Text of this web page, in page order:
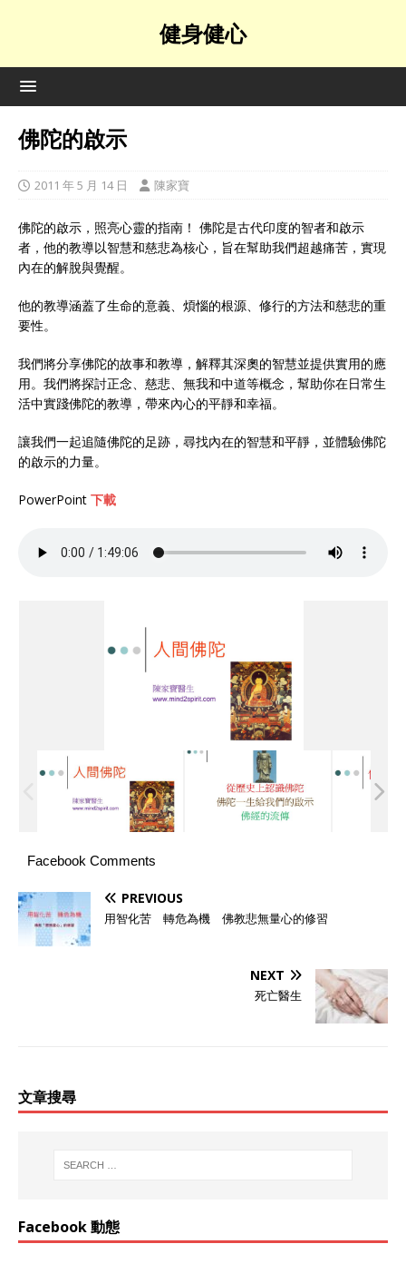
健身健心
佛陀的啟示
2011 年 5 月 14 日 陳家寶
佛陀的啟示，照亮心靈的指南！ 佛陀是古代印度的智者和啟示
者，他的教導以智慧和慈悲為核心，旨在幫助我們超越痛苦，實現
內在的解脫與覺醒。
他的教導涵蓋了生命的意義、煩惱的根源、修行的方法和慈悲的重
要性。
我們將分享佛陀的故事和教導，解釋其深奧的智慧並提供實用的應
用。我們將探討正念、慈悲、無我和中道等概念，幫助你在日常生
活中實踐佛陀的教導，帶來內心的平靜和幸福。
讓我們一起追隨佛陀的足跡，尋找內在的智慧和平靜，並體驗佛陀
的啟示的力量。
PowerPoint 下載
Facebook Comments
PREVIOUS
用智化苦 轉危為機 佛教悲無量心的修習
NEXT
死亡醫生
文章搜尋
Facebook 動態